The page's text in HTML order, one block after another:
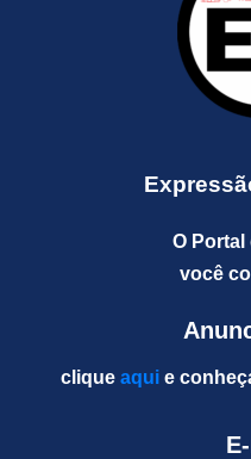
O Portal
você
clique aquie